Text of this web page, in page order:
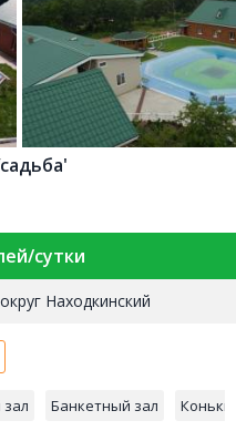
сутки
Находкинский
Банкетный зал Коньки